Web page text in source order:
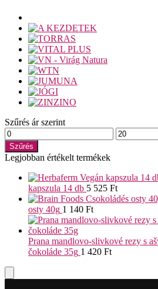
Szűrés ár szerint
Min
ár
Max
ár
Szűrés
Legjobban értékelt termékek
kapszula 14 db 5 525 Ft
osty 40g 1 140 Ft
Prana mandlovo-slivkové rezy s
čokoláde 35g 1 420 Ft